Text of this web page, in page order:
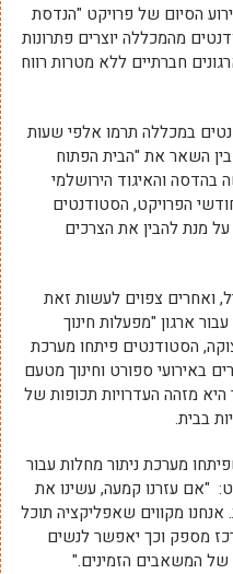
הסיום של פרויקט "הנדסת
מהמכללה יוצרים פתרונות
חברתיים ללא מטרות רווח
האחרונים, 77 סטודנטים במכללה תרמו אלפי שעות
בין השאר את "הבית הפתוח
בהדסה והאיגוד הירושלמי
הפרויקט, הסטודנטים
מנת להבין את הצרכים
ואחרים צפוים לעשות זאת
ארגון "מפעלות חינוך
הסטודנטים פיתחו מערכת
באירועי ספורט וחינוך מטעם
מזהה העדרויות תכופות של
בבית.
מערכת ניתור מחלות עבור
"אם עזרנו קמעה, עשינו את
אנחנו מקווים שאפליקציה תוכל
מספק וכך יאפשר לנשים
של המשאבים הזמינים."